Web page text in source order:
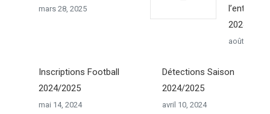
mars 28, 2025
2024/2025
août 17,
Inscriptions Football
2024/2025
mai 14, 2024
Détections Saison
2024/2025
avril 10, 2024